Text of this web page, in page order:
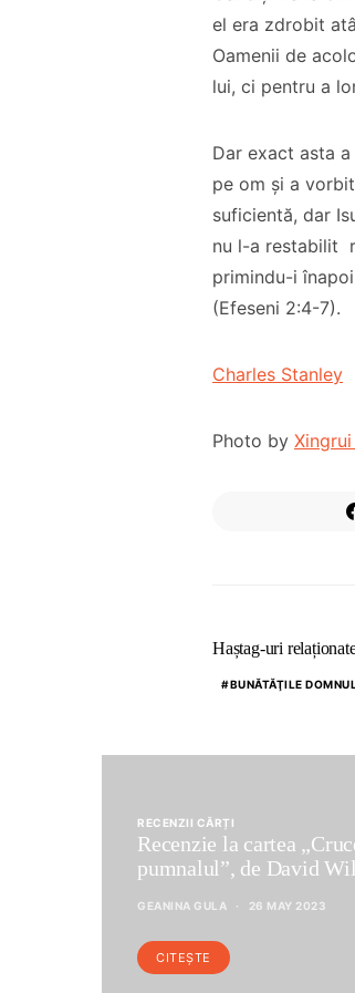
el era zdrobit
Oamenii de
lui, ci pentru a
Dar exact asta
pe om și a
suficientă, dar
nu l-a restabilit
primindu-i
(Efeseni 2:4-7).
Charles Stanley
Photo by Xingrui
Haștag-uri
BUNĂTĂŢILE
RECENZII CĂRȚI
Recenzie la cartea
pumnalul”, de David
GEANINA GULA 26 MAY 2023
CITEȘTE